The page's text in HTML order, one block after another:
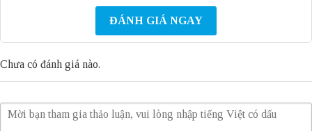
ĐÁNH GIÁ NGAY
Chưa có đánh giá nào.